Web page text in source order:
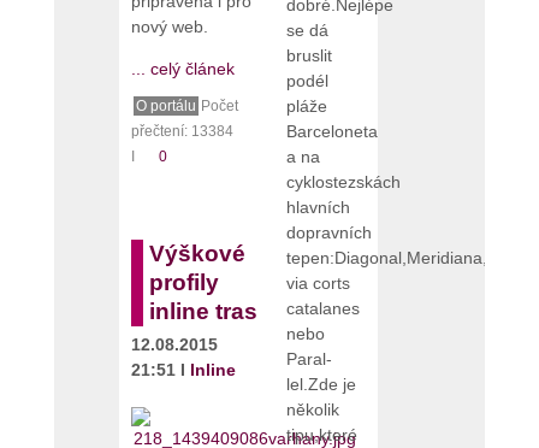
nový web.
... celý článek
O portálu Počet
přečtení: 13384
0
Výškové
profily
inline tras
12.08.2015
21:51 I Inline
dobré.Nejlépe
se dá
bruslit
podél
pláže
Barceloneta
a na
cyklostezskách
hlavních
dopravních
tepen:Diagonal,Meridiana,Gran
via corts
catalanes
nebo
Paral-
lel.Zde je
několik
tipu,které